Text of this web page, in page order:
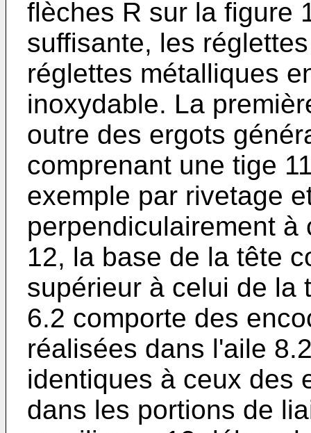
flèches R sur la figure
suffisante, les
réglettes métalliques
inoxydable. La
outre des ergots
comprenant une tige
exemple par rivetage
perpendiculairement
12, la base de la tête
supérieur à celui de la
6.2 comporte des
réalisées dans l'aile
identiques à ceux des
dans les portions de